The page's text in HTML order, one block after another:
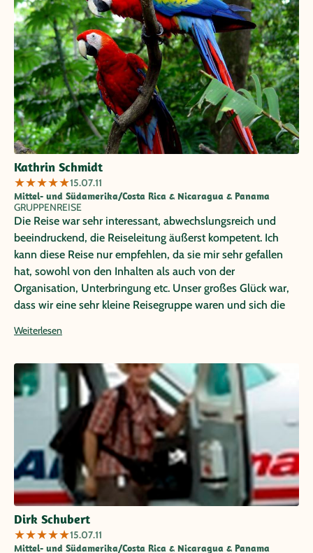
Kathrin Schmidt
★★★★★15.07.11
Mittel- und Südamerika/Costa Rica & Nicaragua & Panama
GRUPPENREISE
Die Reise war sehr interessant, abwechslungsreich und
beeindruckend, die Reiseleitung äußerst kompetent. Ich
kann diese Reise nur empfehlen, da sie mir sehr gefallen
hat, sowohl von den Inhalten als auch von der
Organisation, Unterbringung etc. Unser großes Glück war,
dass wir eine sehr kleine Reisegruppe waren und sich die
Weiterlesen
Dirk Schubert
★★★★★15.07.11
Mittel- und Südamerika/Costa Rica & Nicaragua & Panama